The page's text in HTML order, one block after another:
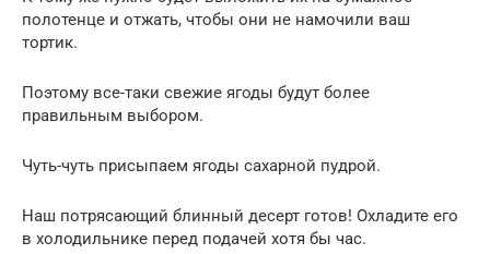
полотенце и отжать, чтобы они не намочили ваш
тортик.
Поэтому все-таки свежие ягоды будут более
правильным выбором.
Чуть-чуть присыпаем ягоды сахарной пудрой.
Наш потрясающий блинный десерт готов! Охладите его
в холодильнике перед подачей хотя бы час.